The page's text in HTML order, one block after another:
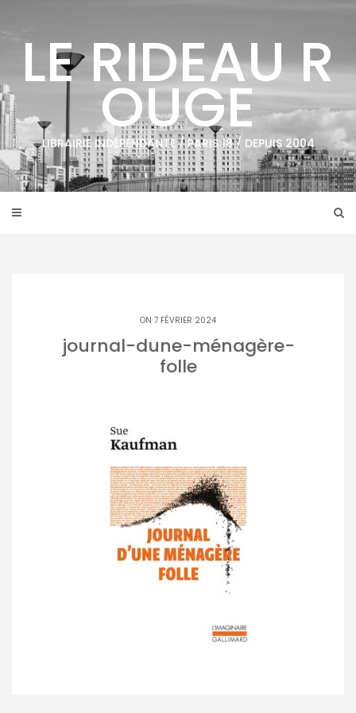
contentLE RIDEAU R
OUGE
LIBRAIRIE INDÉPENDANTE / PARIS 18 / DEPUIS 2004
ON 7 FÉVRIER 2024
journal-dune-ménagère-
folle